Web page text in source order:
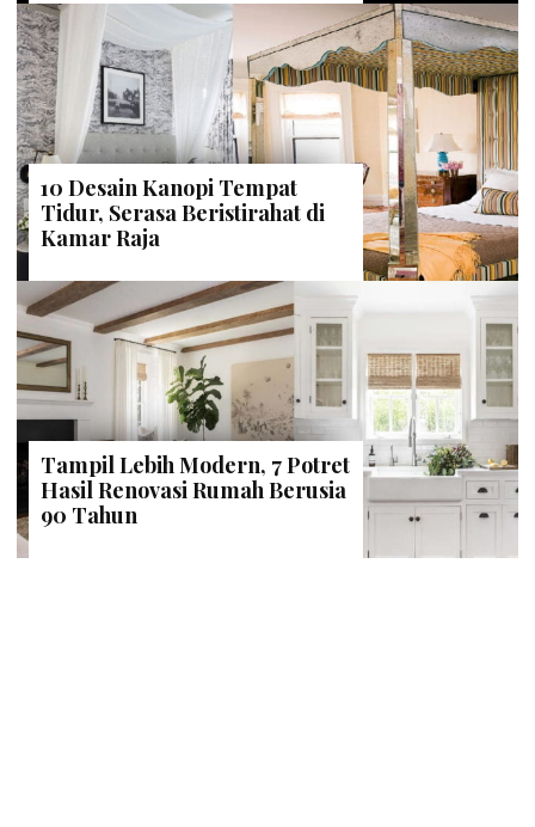
10 Desain Kanopi Tempat
Tidur, Serasa Beristirahat di
Kamar Raja
Tampil Lebih Modern, 7 Potret
Hasil Renovasi Rumah Berusia
90 Tahun